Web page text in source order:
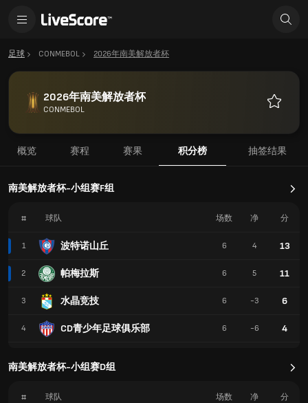
足球 CONMEBOL 2026年南美解放者杯
2026年南美解放者杯
CONMEBOL
概览 赛程 赛果 积分榜 抽签结果
南美解放者杯-小组赛F组
# 球队
1 波特诺山丘
2 帕梅拉斯
3 水晶竞技
4 CD青少年足球俱乐部
场数 净 分
6 4 13
6 5 11
6 -3 6
6 -6 4
南美解放者杯-小组赛D组
# 球队 场数 净 分